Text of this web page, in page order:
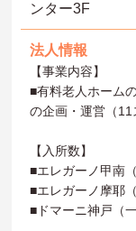
ンター3F
法人情報
【事業内容】
■有料老人ホーム
の企画・運営（11
【入所数】
■エレガーノ甲南
■エレガーノ摩耶
■ドマーニ神戸（